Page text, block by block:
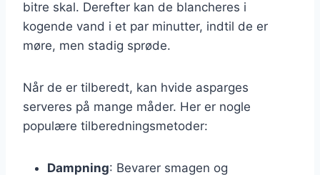
bitre skal. Derefter kan de blancheres i
kogende vand i et par minutter, indtil de er
møre, men stadig sprøde.
Når de er tilberedt, kan hvide asparges
serveres på mange måder. Her er nogle
populære tilberedningsmetoder:
Dampning: Bevarer smagen og